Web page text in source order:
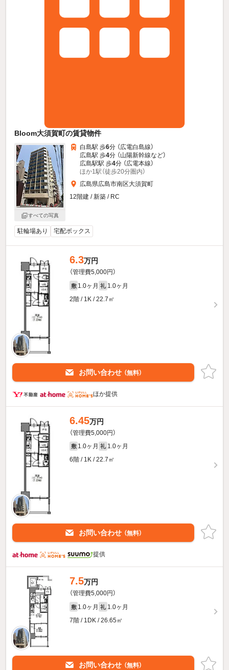
Bloom大須賀町の賃貸物件
すべての写真
白島駅 歩6分 （広電白島線）
広島駅 歩4分 （山陽新幹線など）
広島駅駅 歩4分 （広電本線）
ほか1駅（徒歩20分圏内）
広島県広島市南区大須賀町
12階建 / 新築 / RC
駐輪場あり 宅配ボックス
6.3万円
（管理費5,000円）
敷 1.0ヶ月 礼 1.0ヶ月
2階 / 1K / 22.7㎡
お問い合わせ （無料）
ほか提供
6.45万円
（管理費5,000円）
敷 1.0ヶ月 礼 1.0ヶ月
6階 / 1K / 22.7㎡
お問い合わせ （無料）
提供
7.5万円
（管理費5,000円）
敷 1.0ヶ月 礼 1.0ヶ月
7階 / 1DK / 26.65㎡
お問い合わせ （無料）